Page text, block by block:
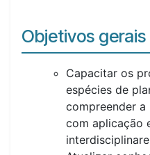
Objetivos gerais
Capacitar os
espécies de
compreender
com aplicação